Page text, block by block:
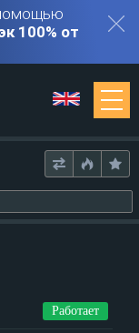
100% от
Работает